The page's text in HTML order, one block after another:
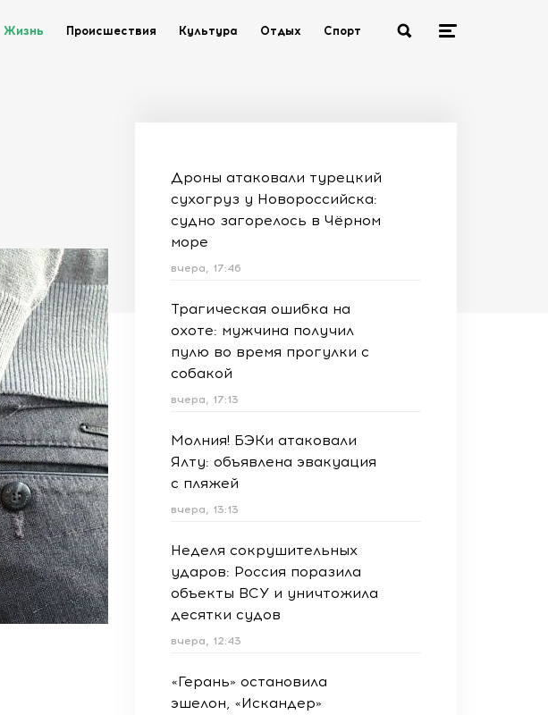
Жизнь Происшествия Культура Отдых Спорт
Дроны атаковали турецкий
сухогруз у Новороссийска:
судно загорелось в Чёрном
море
вчера, 17:46
Трагическая ошибка на
охоте: мужчина получил
пулю во время прогулки с
собакой
вчера, 17:13
Молния! БЭКи атаковали
Ялту: объявлена эвакуация
с пляжей
вчера, 13:13
Неделя сокрушительных
ударов: Россия поразила
объекты ВСУ и уничтожила
десятки судов
вчера, 12:43
«Герань» остановила
эшелон, «Искандер»